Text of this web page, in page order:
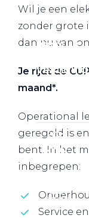
Verhuur
Wil je een
zonder grote
dan nu van
Je rijdt de
maand*.
Operational
geregeld is
bent. In het
inbegrepen:
Service